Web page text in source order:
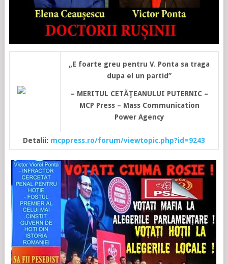
„E foarte greu pentru V. Ponta sa traga
dupa el un partid”
– MERITUL CETĂŢEANULUI PUTERNIC –
MCP Press – Mass Communication
Power Agency
Detalii: mcppress.ro/forum/viewtopic.php?id=9243